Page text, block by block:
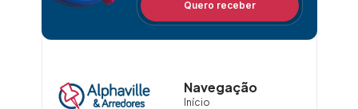
Quero receber
Navegação
Início